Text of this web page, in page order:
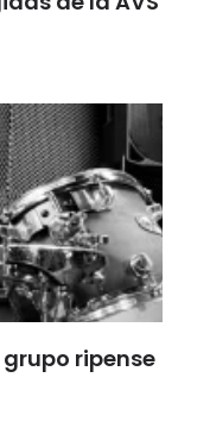
ripense